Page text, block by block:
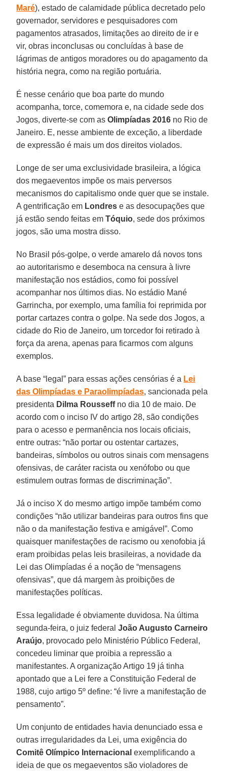
Maré), estado de calamidade pública decretado pelo
governador, servidores e pesquisadores com
pagamentos atrasados, limitações ao direito de ir e
vir, obras inconclusas ou concluídas à base de
lágrimas de antigos moradores ou do apagamento da
história negra, como na região portuária.
É nesse cenário que boa parte do mundo
acompanha, torce, comemora e, na cidade sede dos
Jogos, diverte-se com asOlimpíadas 2016 no Rio de
Janeiro. E, nesse ambiente de exceção, a liberdade
de expressão é mais um dos direitos violados.
Longe de ser uma exclusividade brasileira, a lógica
dos megaeventos impõe os mais perversos
mecanismos do capitalismo onde quer que se instale.
A gentrificação em Londres e as desocupações que
já estão sendo feitas emTóquio, sede dos próximos
jogos, são uma mostra disso.
No Brasil pós-golpe, o verde amarelo dá novos tons
ao autoritarismo e desemboca na censura à livre
manifestação nos estádios, como foi possível
acompanhar nos últimos dias. No estádio Mané
Garrincha, por exemplo, uma família foi reprimida por
portar cartazes contra o golpe. Na sede dos Jogos, a
cidade do Rio de Janeiro, um torcedor foi retirado à
força da arena, apenas para ficarmos com alguns
exemplos.
A base “legal” para essas ações censórias é a Lei
das Olimpíadas e Paraolimpíadas, sancionada pela
presidenta Dilma Rousseffno dia 10 de maio. De
acordo com o inciso IV do artigo 28, são condições
para o acesso e permanência nos locais oficiais,
entre outras: “não portar ou ostentar cartazes,
bandeiras, símbolos ou outros sinais com mensagens
ofensivas, de caráter racista ou xenófobo ou que
estimulem outras formas de discriminação”.
Já o inciso X do mesmo artigo impõe também como
condições “não utilizar bandeiras para outros fins que
não o da manifestação festiva e amigável”. Como
quaisquer manifestações de racismo ou xenofobia já
eram proibidas pelas leis brasileiras, a novidade da
Lei das Olimpíadas é a noção de “mensagens
ofensivas”, que dá margem às proibições de
manifestações políticas.
Essa legalidade é obviamente duvidosa. Na última
segunda-feira, o juiz federalJoão Augusto Carneiro
Araújo, provocado pelo Ministério Público Federal,
concedeu liminar que proibia a repressão a
manifestantes. A organização Artigo 19 já tinha
apontado que a Lei fere a Constituição Federal de
1988, cujo artigo 5º define: “é livre a manifestação de
pensamento”.
Um conjunto de entidades havia denunciado essa e
outras irregularidades da Lei, uma exigência do
Comitê Olímpico Internacional exemplificando a
ideia de que os megaeventos são violadores de